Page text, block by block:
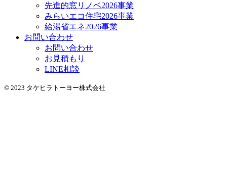
先進的窓リノベ2026事業
みらいエコ住宅2026事業
給湯省エネ2026事業
お問い合わせ
お問い合わせ
お見積もり
LINE相談
© 2023 タケヒラトーヨー株式会社